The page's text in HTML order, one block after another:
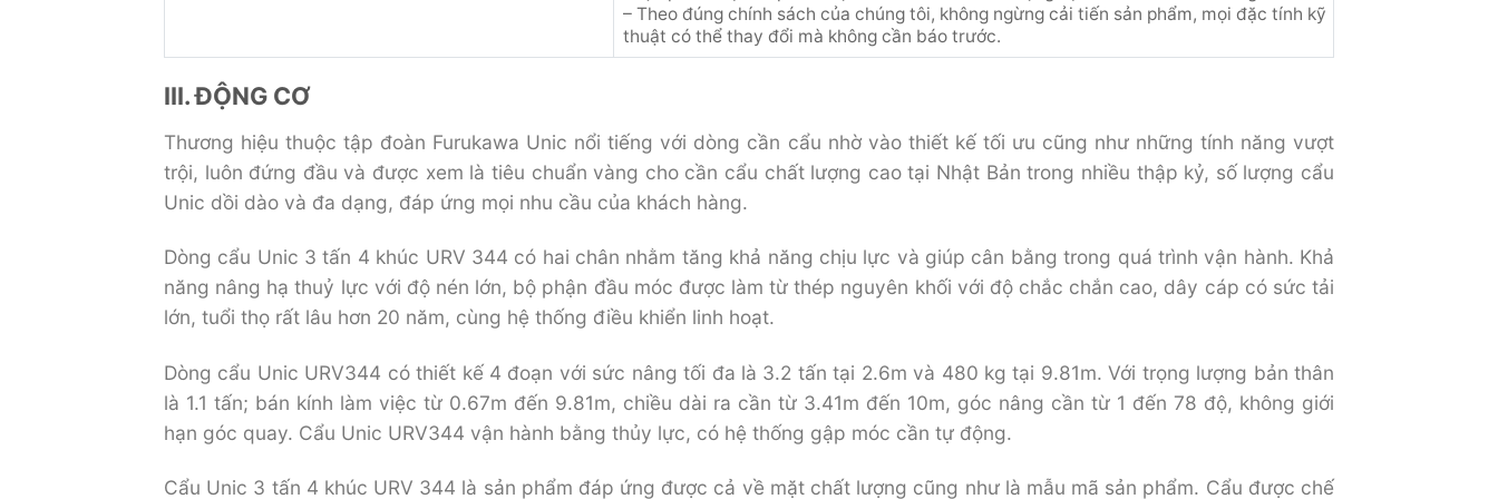
– Theo đúng chính sách của chúng tôi, không ngừng cải tiến sản phẩm, mọi đặc tính kỹ
thuật có thể thay đổi mà không cần báo trước.
III. ĐỘNG CƠ
Thương hiệu thuộc tập đoàn Furukawa Unic nổi tiếng với dòng cần cẩu nhờ vào thiết kế tối ưu cũng như những tính năng vượt
trội, luôn đứng đầu và được xem là tiêu chuẩn vàng cho cần cẩu chất lượng cao tại Nhật Bản trong nhiều thập kỷ, số lượng cẩu
Unic dồi dào và đa dạng, đáp ứng mọi nhu cầu của khách hàng.
Dòng cẩu Unic 3 tấn 4 khúc URV 344 có hai chân nhằm tăng khả năng chịu lực và giúp cân bằng trong quá trình vận hành. Khả
năng nâng hạ thuỷ lực với độ nén lớn, bộ phận đầu móc được làm từ thép nguyên khối với độ chắc chắn cao, dây cáp có sức tải
lớn, tuổi thọ rất lâu hơn 20 năm, cùng hệ thống điều khiển linh hoạt.
Dòng cẩu Unic URV344 có thiết kế 4 đoạn với sức nâng tối đa là 3.2 tấn tại 2.6m và 480 kg tại 9.81m. Với trọng lượng bản thân
là 1.1 tấn; bán kính làm việc từ 0.67m đến 9.81m, chiều dài ra cần từ 3.41m đến 10m, góc nâng cần từ 1 đến 78 độ, không giới
hạn góc quay. Cẩu Unic URV344 vận hành bằng thủy lực, có hệ thống gập móc cần tự động.
Cẩu Unic 3 tấn 4 khúc URV 344 là sản phẩm đáp ứng được cả về mặt chất lượng cũng như là mẫu mã sản phẩm. Cẩu được chế